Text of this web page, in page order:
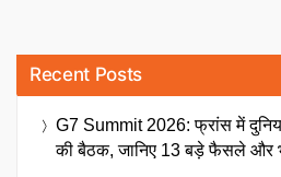
Recent Posts
G7 Summit 2026: फ्रांस में
की बैठक, जानिए 13 बड़े फैसले और